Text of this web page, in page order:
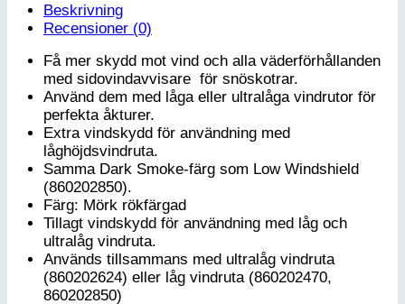
Ski-
Doo/Lynx
mängd
Beskrivning
Recensioner (0)
Få mer skydd mot vind och alla väderförhållanden
med sidovindavvisare för snöskotrar.
Använd dem med låga eller ultralåga vindrutor för
perfekta åkturer.
Extra vindskydd för användning med
låghöjdsvindruta.
Samma Dark Smoke-färg som Low Windshield
(860202850).
Färg: Mörk rökfärgad
Tillagt vindskydd för användning med låg och
ultralåg vindruta.
Används tillsammans med ultralåg vindruta
(860202624) eller låg vindruta (860202470,
860202850)